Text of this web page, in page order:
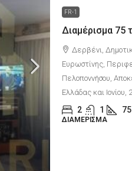
FR-1
Δερβένι,
Ευρωστίνης,
Πελοποννήσου,
Ελλάδας και
2 1 75
ΔΙΑΜΈΡΙΣΜΑ